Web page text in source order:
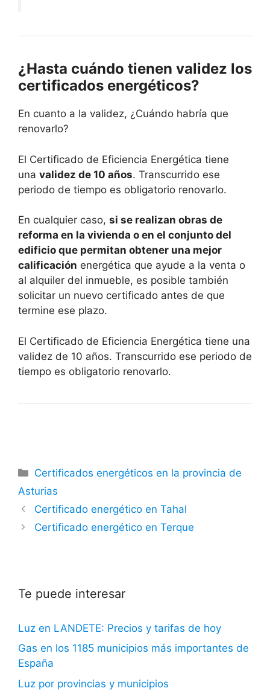
¿Hasta cuándo tienen validez los
certificados energéticos?
En cuanto a la validez, ¿Cuándo habría que
renovarlo?
El Certificado de Eficiencia Energética tiene
una validez de 10 años. Transcurrido ese
periodo de tiempo es obligatorio renovarlo.
En cualquier caso, si se realizan obras de
reforma en la vivienda o en el conjunto del
edificio que permitan obtener una mejor
calificación energética que ayude a la venta o
al alquiler del inmueble, es posible también
solicitar un nuevo certificado antes de que
termine ese plazo.
El Certificado de Eficiencia Energética tiene una
validez de 10 años. Transcurrido ese periodo de
tiempo es obligatorio renovarlo.
Categorías
Certificados energéticos en la provincia de
Asturias
Certificado energético en Tahal
Certificado energético en Terque
Te puede interesar
Luz en LANDETE: Precios y tarifas de hoy
Gas en los 1185 municipios más importantes de
España
Luz por provincias y municipios